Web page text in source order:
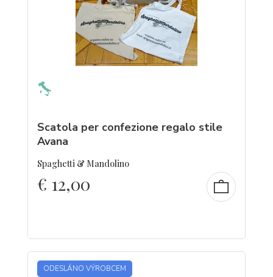
Scatola per confezione regalo stile
Avana
Spaghetti & Mandolino
€ 12,00
ODESLÁNO VÝROBCEM